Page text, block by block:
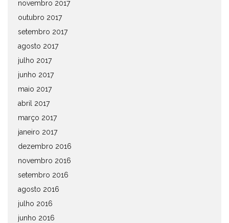
novembro 2017
outubro 2017
setembro 2017
agosto 2017
julho 2017
junho 2017
maio 2017
abril 2017
março 2017
janeiro 2017
dezembro 2016
novembro 2016
setembro 2016
agosto 2016
julho 2016
junho 2016